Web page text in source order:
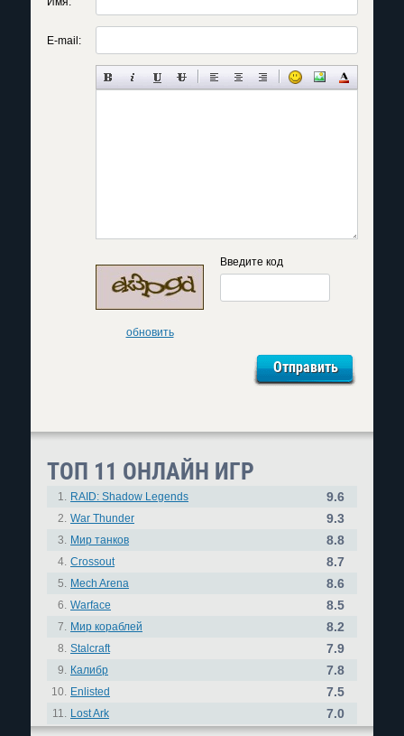
E-mail:
обновить
Введите код
ТОП 11 ОНЛАЙН ИГР
1. RAID: Shadow Legends 9.6
2. War Thunder 9.3
3. Мир танков 8.8
4. Crossout 8.7
5. Mech Arena 8.6
6. Warface 8.5
7. Мир кораблей 8.2
8. Stalcraft 7.9
9. Калибр 7.8
10. Enlisted 7.5
11. Lost Ark 7.0